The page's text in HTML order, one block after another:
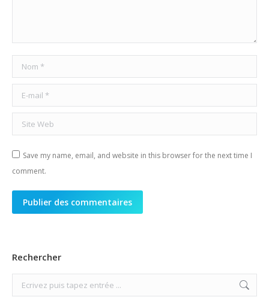
Nom *
E-mail *
Site Web
Save my name, email, and website in this browser for the next time I
comment.
Publier des commentaires
Rechercher
Search: